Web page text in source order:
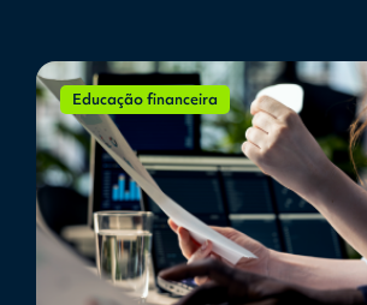
Educação financeira